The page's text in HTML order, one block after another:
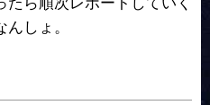
ら順次レポートしていく
しょ。